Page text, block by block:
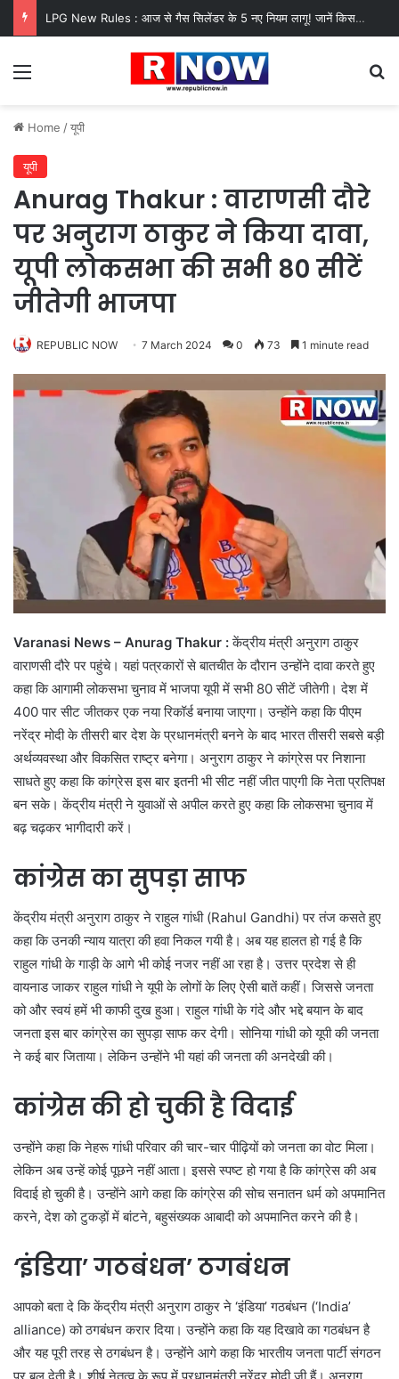
LPG New Rules : आज से गैस सिलेंडर के 5 नए नियम लागू! जानें किसका कटेगा कनेक्शन, कितने दिन बाद होगी बुकिंग?
Menu
Home /यूपी
यूपी
Anurag Thakur : वाराणसी दौरे
पर अनुराग ठाकुर ने किया दावा,
यूपी लोकसभा की सभी 80 सीटें
जीतेगी भाजपा
REPUBLIC NOW 7 March 2024 0 73 1 minute read
Varanasi News – Anurag Thakur :केंद्रीय मंत्री अनुराग ठाकुर
वाराणसी दौरे पर पहुंचे। यहां पत्रकारों से बातचीत के दौरान उन्होंने दावा करते हुए
कहा कि आगामी लोकसभा चुनाव में भाजपा यूपी में सभी 80 सीटें जीतेगी। देश में
400 पार सीट जीतकर एक नया रिकॉर्ड बनाया जाएगा। उन्होंने कहा कि पीएम
नरेंद्र मोदी के तीसरी बार देश के प्रधानमंत्री बनने के बाद भारत तीसरी सबसे बड़ी
अर्थव्यवस्था और विकसित राष्ट्र बनेगा। अनुराग ठाकुर ने कांग्रेस पर निशाना
साधते हुए कहा कि कांग्रेस इस बार इतनी भी सीट नहीं जीत पाएगी कि नेता प्रतिपक्ष
बन सके। केंद्रीय मंत्री ने युवाओं से अपील करते हुए कहा कि लोकसभा चुनाव में
बढ़ चढ़कर भागीदारी करें।
कांग्रेस का सुपड़ा साफ
केंद्रीय मंत्री अनुराग ठाकुर ने राहुल गांधी (Rahul Gandhi) पर तंज कसते हुए
कहा कि उनकी न्याय यात्रा की हवा निकल गयी है। अब यह हालत हो गई है कि
राहुल गांधी के गाड़ी के आगे भी कोई नजर नहीं आ रहा है। उत्तर प्रदेश से ही
वायनाड जाकर राहुल गांधी ने यूपी के लोगों के लिए ऐसी बातें कहीं। जिससे जनता
को और स्वयं हमें भी काफी दुख हुआ। राहुल गांधी के गंदे और भद्दे बयान के बाद
जनता इस बार कांग्रेस का सुपड़ा साफ कर देगी। सोनिया गांधी को यूपी की जनता
ने कई बार जिताया। लेकिन उन्होंने भी यहां की जनता की अनदेखी की।
कांग्रेस की हो चुकी है विदाई
उन्होंने कहा कि नेहरू गांधी परिवार की चार-चार पीढ़ियों को जनता का वोट मिला।
लेकिन अब उन्हें कोई पूछने नहीं आता। इससे स्पष्ट हो गया है कि कांग्रेस की अब
विदाई हो चुकी है। उन्होंने आगे कहा कि कांग्रेस की सोच सनातन धर्म को अपमानित
करने, देश को टुकड़ों में बांटने, बहुसंख्यक आबादी को अपमानित करने की है।
‘इंडिया’ गठबंधन’ ठगबंधन
आपको बता दे कि केंद्रीय मंत्री अनुराग ठाकुर ने ‘इंडिया’ गठबंधन (‘India’
alliance) को ठगबंधन करार दिया। उन्होंने कहा कि यह दिखावे का गठबंधन है
और यह पूरी तरह से ठगबंधन है। उन्होंने आगे कहा कि भारतीय जनता पार्टी संगठन